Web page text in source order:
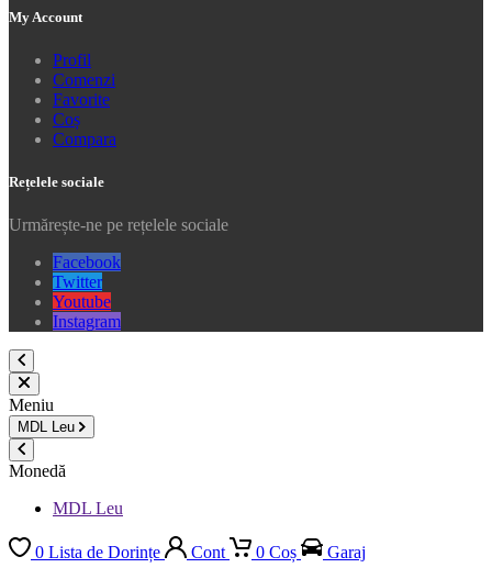
My Account
Profil
Comenzi
Favorite
Coș
Compara
Rețelele sociale
Urmărește-ne pe rețelele sociale
Facebook
Twitter
Youtube
Instagram
Meniu
MDL Leu
Monedă
MDL Leu
0 Lista de Dorințe Cont 0 Coș
Garaj